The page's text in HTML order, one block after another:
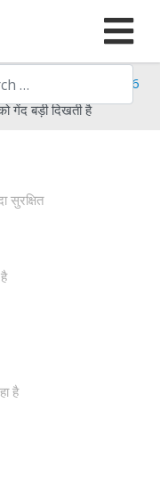
Srote
Srote - 2016
गेंद बड़ी दिखती है
सुरक्षित
है